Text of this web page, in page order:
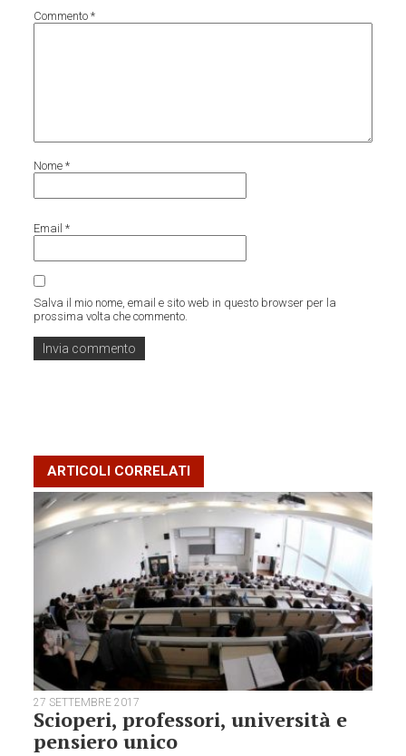
Commento*
Nome*
Email*
Salva il mio nome, email e sito web in questo browser per la
prossima volta che commento.
ARTICOLI CORRELATI
27 SETTEMBRE 2017
Scioperi, professori, università e
pensiero unico